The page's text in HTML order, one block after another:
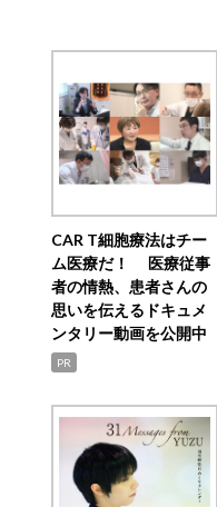
CAR T細胞療法はチー
ム医療だ！ 医療従事
者の情熱、患者さんの
思いを伝えるドキュメ
ンタリー動画を公開中
PR